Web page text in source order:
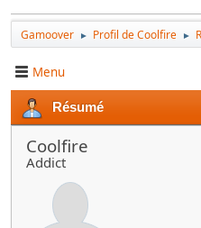
Gamoover ► Profil de Coolfire ►
Menu
Résumé
Coolfire
Addict